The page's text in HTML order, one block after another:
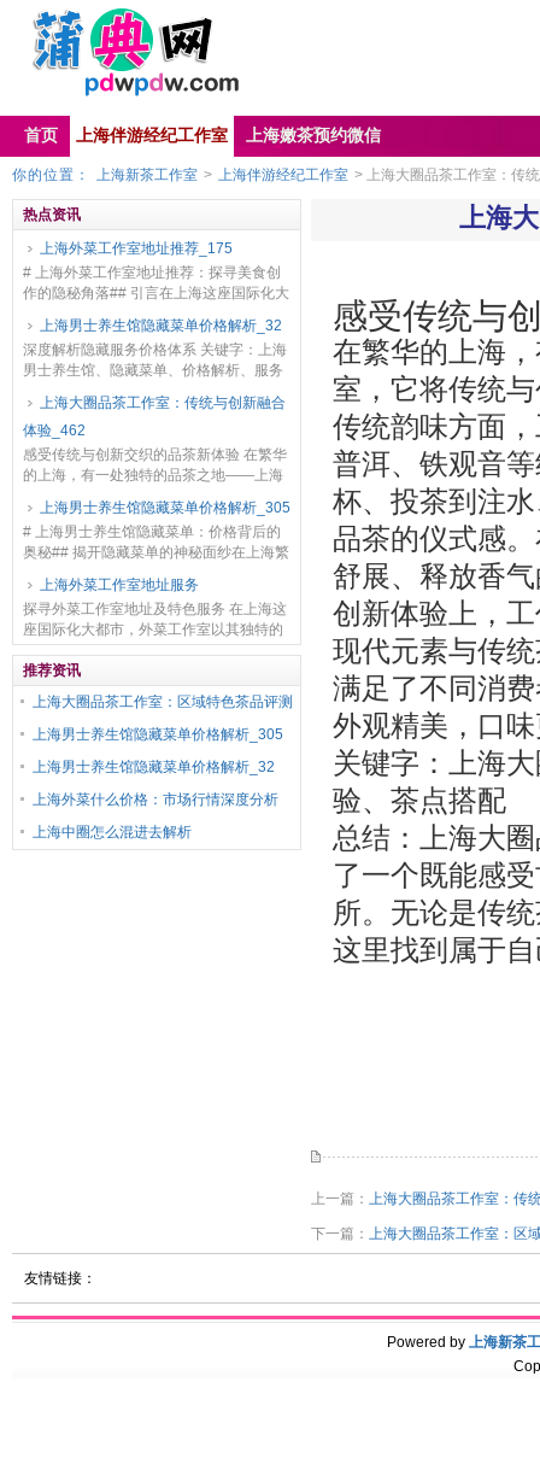
首页 上海伴游经纪工作室 上海嫩茶预约微信
你的位置： 上海新茶工作室 > 上海伴游经纪工作室 > 上海大圈品茶工作室：传
热点资讯
上海外菜工作室地址推荐_175
# 上海外菜工作室地址推荐：探寻美食创
作的隐秘角落## 引言在上海这座国际化大
美食爱好者和专业厨师提供了独特的创作
空间。这些...
上海男士养生馆隐藏菜单价格解析_32
深度解析隐藏服务价格体系 关键字：上海
男士养生馆、隐藏菜单、价格解析、服务
中，除了明面上的服务菜单，往往还存在
着所谓的“隐...
上海大圈品茶工作室：传统与创新融合
体验_462
感受传统与创新交织的品茶新体验 在繁华
的上海，有一处独特的品茶之地——上海
合，为茶客带来别具一格的体验。 传统韵
味方面，工作...
上海男士养生馆隐藏菜单价格解析_305
# 上海男士养生馆隐藏菜单：价格背后的
奥秘## 揭开隐藏菜单的神秘面纱在上海繁
些隐藏菜单更是充满了神秘色彩。这些隐
藏菜单并非...
上海外菜工作室地址服务
探寻外菜工作室地址及特色服务 在上海这
座国际化大都市，外菜工作室以其独特的
美食魅力吸引着众多食客。外菜工作室地
址服务是一项极为贴心且重要的服务内
容。 对于想要品...
推荐资讯
上海大圈品茶工作室：区域特色茶品评测
上海男士养生馆隐藏菜单价格解析_305
上海男士养生馆隐藏菜单价格解析_32
上海外菜什么价格：市场行情深度分析
上海中圈怎么混进去解析
上海
感受传统与
在繁华的上海
室，它将传统
传统韵味方面
普洱、铁观音
杯、投茶到注
品茶的仪式感
舒展、释放香
创新体验上，
现代元素与传
满足了不同消
外观精美，口
关键字：上海
验、茶点搭配
总结：上海大
了一个既能感
所。无论是传
这里找到属于
上一篇： 上海大圈品茶工作室：传
下一篇： 上海大圈品茶工作室：区
友情链接：
Powered by 上海新茶